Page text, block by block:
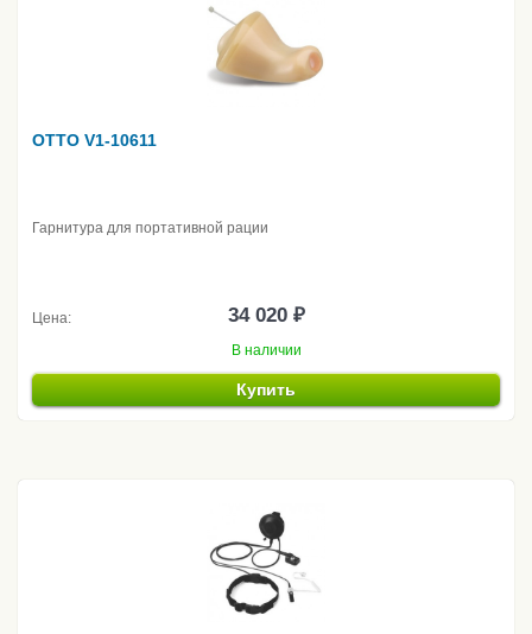
OTTO V1-10611
Гарнитура для портативной рации
Цена: 34 020 ₽
В наличии
Купить